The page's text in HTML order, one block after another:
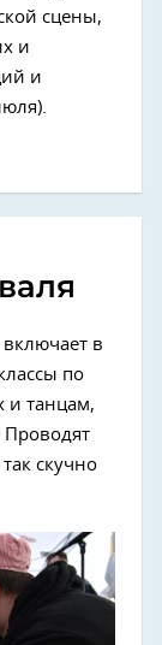
сцены,
и
и
в
по
и танцам,
Проводят
скучно